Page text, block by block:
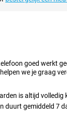
alleen mooi, maar
tegen water en
is hij voorzien
Motorola bestand
Hij kan dus wel
goed werkt
we je graag
is altijd volledig
duurt gemiddeld 7